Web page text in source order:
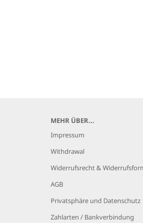
MEHR ÜBER...
Impressum
Withdrawal
Widerrufsrecht &
AGB
Privatsphäre und Datenschutz
Zahlarten / Bankverbindung